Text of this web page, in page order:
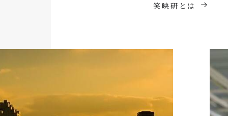
笑映研とは